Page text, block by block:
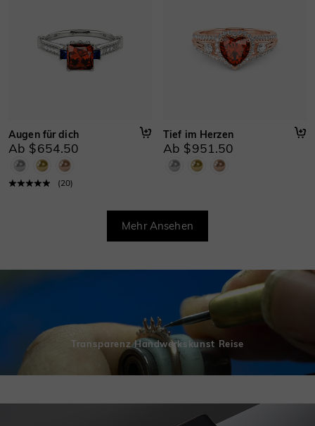
Augen für dich
Ab $654.50
(20)
Tief im Herzen
Ab $951.50
Mehr Ansehen
Transparenz Handwerkskunst Reise